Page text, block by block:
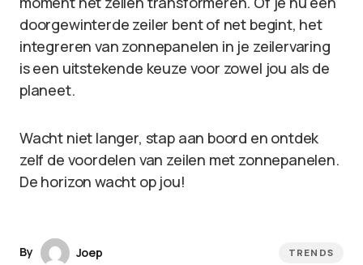
doorgewinterde zeiler bent of net begint, het
integreren van zonnepanelen in je zeilervaring
is een uitstekende keuze voor zowel jou als de
planeet.
Wacht niet langer, stap aan boord en ontdek
zelf de voordelen van zeilen met zonnepanelen.
De horizon wacht op jou!
By
Joep
TRENDS